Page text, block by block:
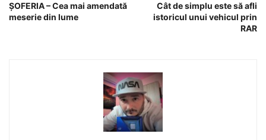
ȘOFERIA – Cea mai amendată
meserie din lume
Cât de simplu este să afli
istoricul unui vehicul prin
RAR